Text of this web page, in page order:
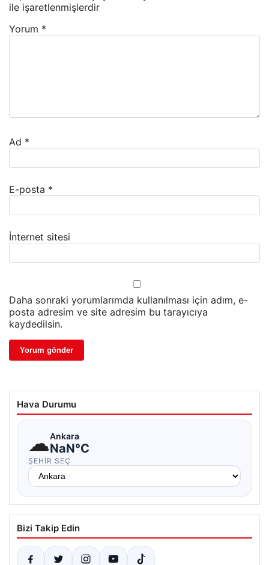
ile işaretlenmişlerdir
Yorum *
Ad *
E-posta *
İnternet sitesi
Daha sonraki yorumlarımda kullanılması için adım, e-
posta adresim ve site adresim bu tarayıcıya
kaydedilsin.
Hava Durumu
☁Ankara
NaN°C
ŞEHIR SEÇ
Bizi Takip Edin